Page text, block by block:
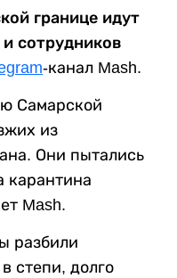
границе идут
сотрудников
-канал Mash.
Самарской
из
Они пытались
карантина
Mash.
разбили
степи, долго